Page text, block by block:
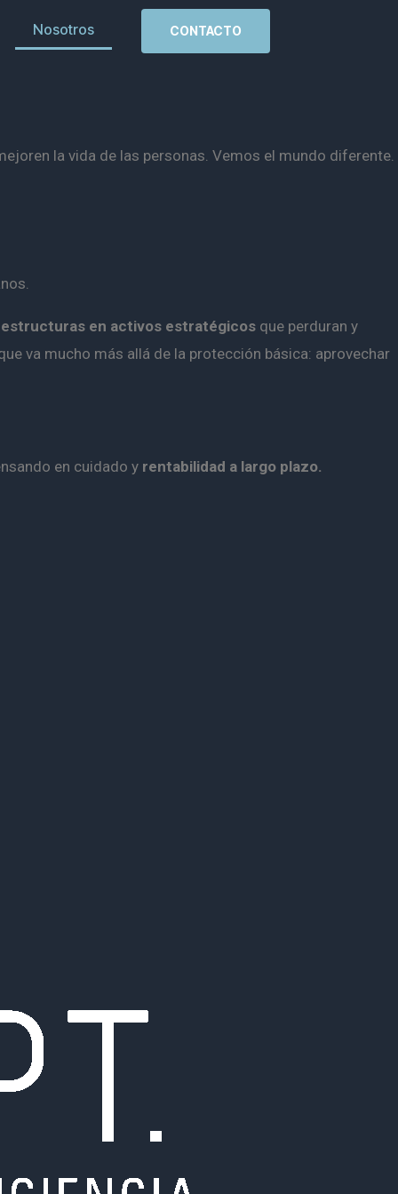
Nosotros CONTACTO
la vida de las personas. Vemos el mundo diferente.
en activos estratégicos que perduran y
va mucho más allá de la protección básica: aprovechar
en cuidado y rentabilidad a largo plazo.